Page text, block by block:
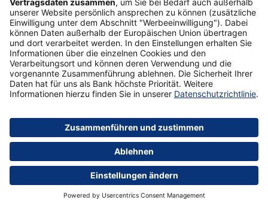
Postbank Depot
Mehr erfahren
1. Legen Sie Ihre Anlage­ziele fest – am besten
Vor einer Geldanlage sollten Sie zunächst Ihre Wünsche
und Anlageziele festlegen. Unser Tipp: Beantworten Sie